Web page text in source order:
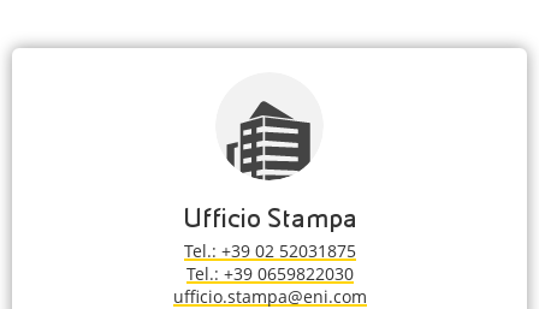
Ufficio Stampa
Tel.: +39 02 52031875
Tel.: +39 0659822030
ufficio.stampa@eni.com